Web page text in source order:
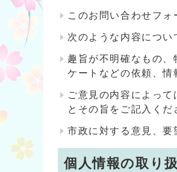
このお問い合わせフ
次のような内容につい
趣旨が不明確なもの
ケートなどの依頼、
ご意見の内容によっ
とその旨をご記入くだ
市政に対する意見、要
個人情報の取り